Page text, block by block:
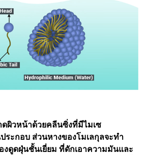
ดผิวหน้าด้วยคลีนซิ่งที่มีไมเซ
ระกอบ ส่วนหางของโมเลกุลจะทำ
งดูดฝุ่นชั้นเยี่ยม ที่ดักเอาความมันและ